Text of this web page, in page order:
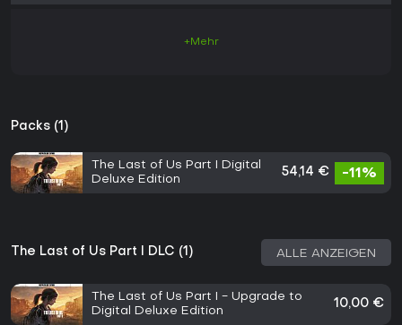
+Mehr
Packs (1)
The Last of Us Part I Digital
Deluxe Edition
54,14 € -11%
The Last of Us Part I DLC (1) ALLE ANZEIGEN
The Last of Us Part I - Upgrade to
Digital Deluxe Edition
10,00 €